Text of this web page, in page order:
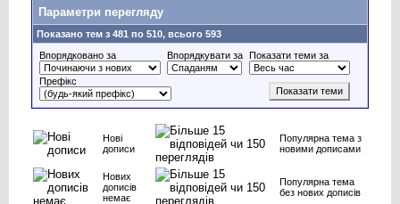
Параметри перегляду
Показано тем з 481 по 510, всього 593
Впорядковано за
Впорядкувати за Показати теми за
Префікс
Нові
дописи
Популярна тема з
новими дописами
Нових
дописів
немає
Популярна тема
без нових дописів